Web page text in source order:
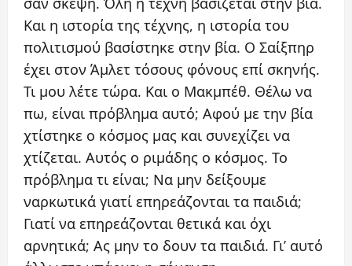
Και η ιστορία της τέχνης, η ιστορία του
πολιτισμού βασίστηκε στην βία. Ο Σαίξπηρ
έχει στον Άμλετ τόσους φόνους επί σκηνής.
Τι μου λέτε τώρα. Και ο Μακμπέθ. Θέλω να
πω, είναι πρόβλημα αυτό; Αφού με την βία
χτίστηκε ο κόσμος μας και συνεχίζει να
χτίζεται. Αυτός ο ριμάδης ο κόσμος. Το
πρόβλημα τι είναι; Να μην δείξουμε
ναρκωτικά γιατί επηρεάζονται τα παιδιά;
Γιατί να επηρεάζονται θετικά και όχι
αρνητικά; Ας μην το δουν τα παιδιά. Γι’ αυτό